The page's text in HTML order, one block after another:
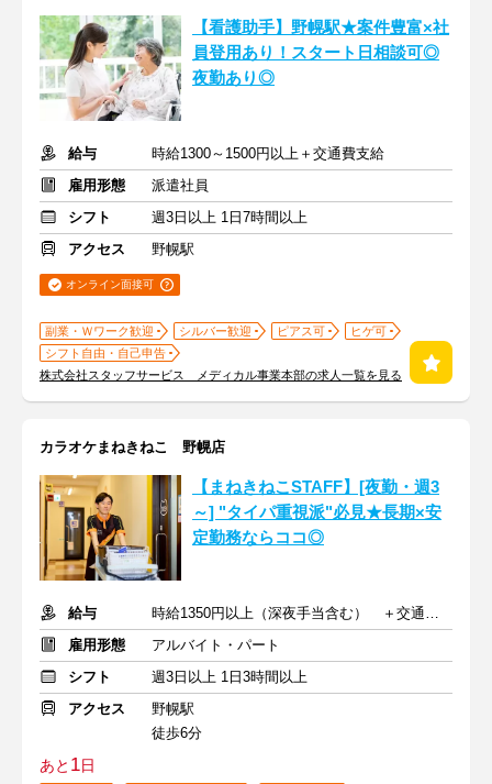
【看護助手】野幌駅★案件豊富×社
員登用あり！スタート日相談可◎
夜勤あり◎
給与
時給1300～1500円以上＋交通費支給
雇用形態
派遣社員
シフト
週3日以上 1日7時間以上
アクセス
野幌駅
オンライン面接可
副業・Ｗワーク歓迎 シルバー歓迎 ピアス可
ヒゲ可
シフト自由・自己申告
株式会社スタッフサービス メディカル事業本部の求人一覧を見る
カラオケまねきねこ 野幌店
【まねきねこSTAFF】[夜勤・週3
～] "タイパ重視派"必見★長期×安
定勤務ならココ◎
給与
時給1350円以上（深夜手当含む） ＋交通費支給
雇用形態
アルバイト・パート
シフト
週3日以上 1日3時間以上
アクセス
野幌駅
徒歩6分
あと 1日